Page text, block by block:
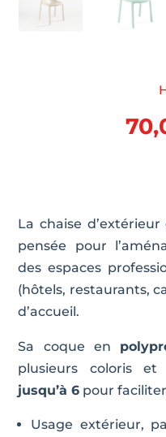
La chaise
pensée pour
des espaces
(hôtels, restaurants,
d’accueil.
Sa coque en
plusieurs coloris
jusqu’à 6 pour
Usage extérieur,